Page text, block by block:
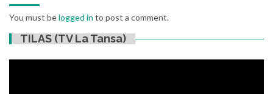
You must belogged in to post a comment.
TILAS (TV La Tansa)